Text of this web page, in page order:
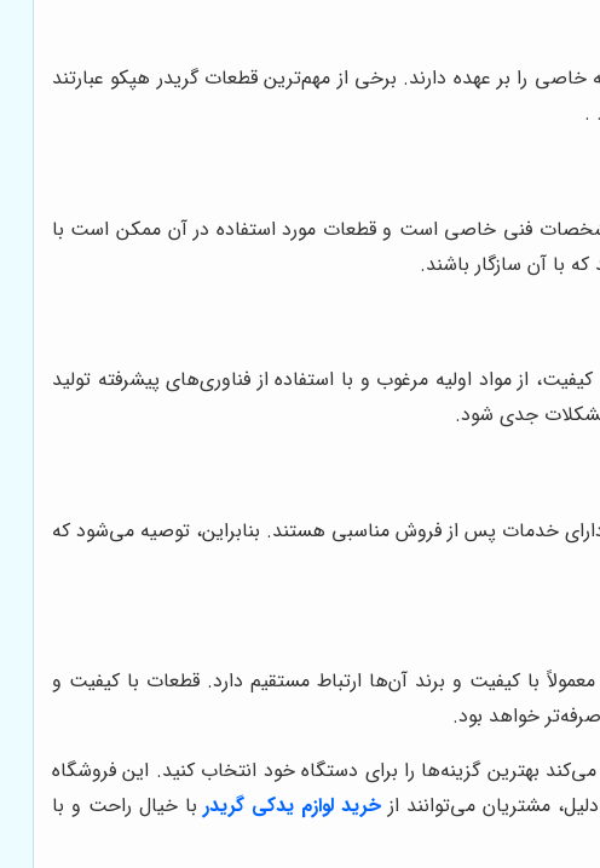
را بر عهده دارند. برخی از مهم‌ترین قطعات گریدر هپکو عبارتند
.
مشخصات فنی خاصی است و قطعات مورد استفاده در آن ممکن است با
با آن سازگار باشند.
از مواد اولیه مرغوب و با استفاده از فناوری‌های پیشرفته تولید
مشکلات جدی شود.
خدمات پس از فروش مناسبی هستند. بنابراین، توصیه می‌شود که
با کیفیت و برند آن‌ها ارتباط مستقیم دارد. قطعات با کیفیت و
خواهد بود.
بهترین گزینه‌ها را برای دستگاه خود انتخاب کنید. این فروشگاه
مشتریان می‌توانند از خرید لوازم یدکی گریدربا خیال راحت و با